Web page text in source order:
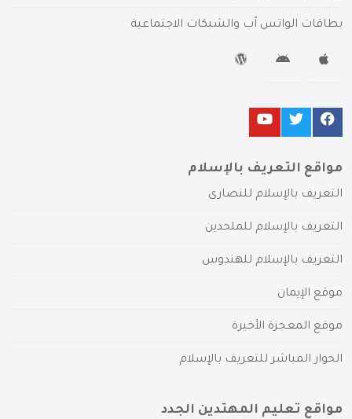
بطاقات الواتس آب والشبكات الاجتماعية
مواقع التعريف بالإسلام
التعريف بالإسلام للنصارى
التعريف بالإسلام للملحدين
التعريف بالإسلام للهندوس
موقع الإيمان
موقع المعجزة الأخيرة
الحوار المباشر للتعريف بالإسلام
مواقع تعليم المهتدين الجدد